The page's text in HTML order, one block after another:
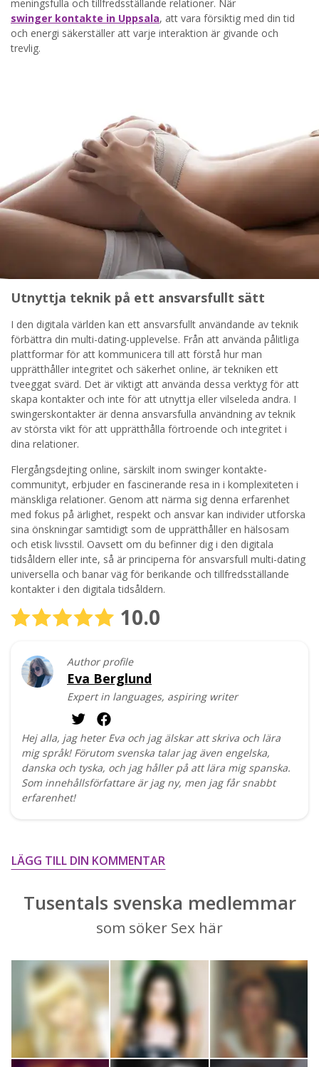
meningsfulla och tillfredsställande relationer. När
swinger kontakte in Uppsala, att vara försiktig med din tid
och energi säkerställer att varje interaktion är givande och
trevlig.
Utnyttja teknik på ett ansvarsfullt sätt
I den digitala världen kan ett ansvarsfullt användande av teknik
förbättra din multi-dating-upplevelse. Från att använda pålitliga
plattformar för att kommunicera till att förstå hur man
upprätthåller integritet och säkerhet online, är tekniken ett
tveeggat svärd. Det är viktigt att använda dessa verktyg för att
skapa kontakter och inte för att utnyttja eller vilseleda andra. I
swingerskontakter är denna ansvarsfulla användning av teknik
av största vikt för att upprätthålla förtroende och integritet i
dina relationer.
Flergångsdejting online, särskilt inom swinger kontakte-
communityt, erbjuder en fascinerande resa in i komplexiteten i
mänskliga relationer. Genom att närma sig denna erfarenhet
med fokus på ärlighet, respekt och ansvar kan individer utforska
sina önskningar samtidigt som de upprätthåller en hälsosam
och etisk livsstil. Oavsett om du befinner dig i den digitala
tidsåldern eller inte, så är principerna för ansvarsfull multi-dating
universella och banar väg för berikande och tillfredsställande
kontakter i den digitala tidsåldern.
10.0
Author profile
Eva Berglund
Expert in languages, aspiring writer
Hej alla, jag heter Eva och jag älskar att skriva och lära
mig språk! Förutom svenska talar jag även engelska,
danska och tyska, och jag håller på att lära mig spanska.
Som innehållsförfattare är jag ny, men jag får snabbt
erfarenhet!
LÄGG TILL DIN KOMMENTAR
Tusentals svenska medlemmar
som söker Sex här